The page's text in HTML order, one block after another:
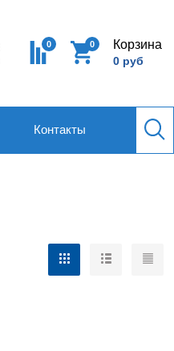
0 0 Корзина
0 руб
Контакты